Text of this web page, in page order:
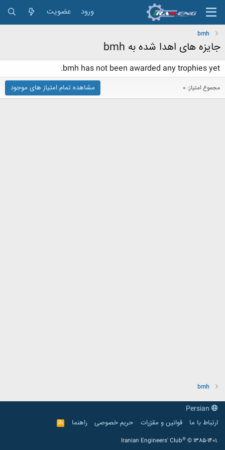
ورود عضویت
bmh
جایزه های اهدا شده به bmh
bmh has not been awarded any trophies yet.
مجموع امتیاز: 0 مشاهده تمام امتیاز های موجود
bmh
ارتباط با ما
قوانین و مقرّرات حریم خصوصی راهنما
R
S
Iranian Engineers' Club® © 1385-1401.